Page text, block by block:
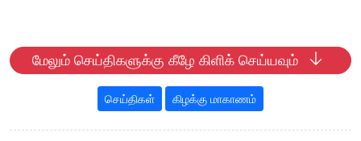
மேலும் செய்திகளுக்கு கீழே கிளிக் செய்யவும்
செய்திகள் கிழக்கு மாகாணம்